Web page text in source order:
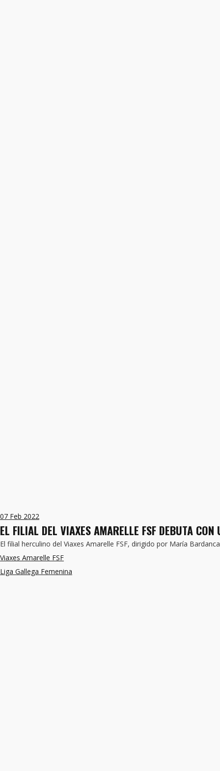
07 Feb 2022
EL FILIAL DEL VIAXES AMARELLE FSF DEBUTA
El filial herculino del Viaxes Amarelle FSF, dirigido por María
Viaxes Amarelle FSF
Liga Gallega Femenina